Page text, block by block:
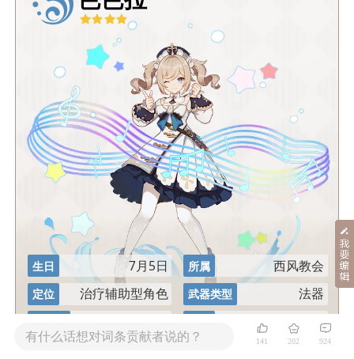
生日 7月5日 所属 西风教会
定位 治疗辅助型角色 武器类型 法器
闪耀偶像
有什么话想对词条贡献者说的？ 141 202 924